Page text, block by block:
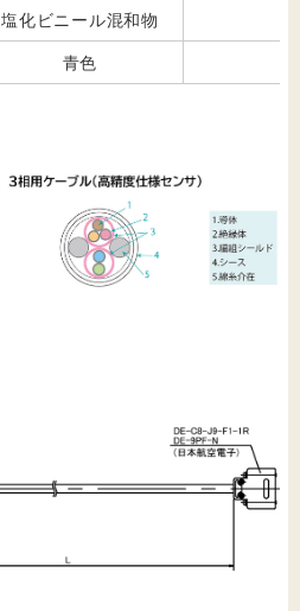
塩化ビニール混和物
青色